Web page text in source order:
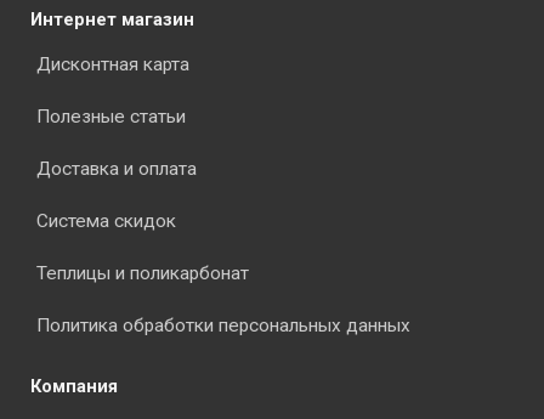
Интернет магазин
Дисконтная карта
Полезные статьи
Доставка и оплата
Система скидок
Теплицы и поликарбонат
Политика обработки персональных данных
Компания